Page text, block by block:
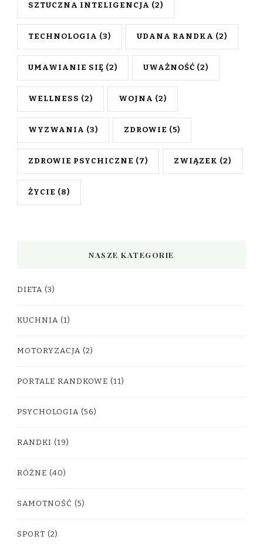
SZTUCZNA INTELIGENCJA (2)
TECHNOLOGIA (3) UDANA RANDKA (2)
UMAWIANIE SIĘ (2) UWAŻNOŚĆ (2)
WELLNESS (2) WOJNA (2)
WYZWANIA (3) ZDROWIE (5)
ZDROWIE PSYCHICZNE (7) ZWIĄZEK (2)
ŻYCIE (8)
NASZE KATEGORIE
DIETA (3)
KUCHNIA (1)
MOTORYZACJA (2)
PORTALE RANDKOWE (11)
PSYCHOLOGIA (56)
RANDKI (19)
RÓŻNE (40)
SAMOTNOŚĆ (5)
SPORT (2)